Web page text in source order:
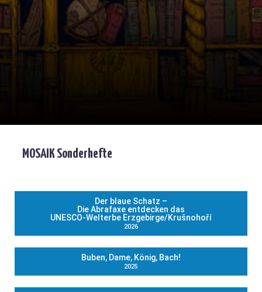
MOSAIK Sonderhefte
Der blaue Schatz –
Die Abrafaxe entdecken das
UNESCO-Welterbe Erzgebirge/Krušnohoří
2026
Buben, Dame, König, Bach!
2025